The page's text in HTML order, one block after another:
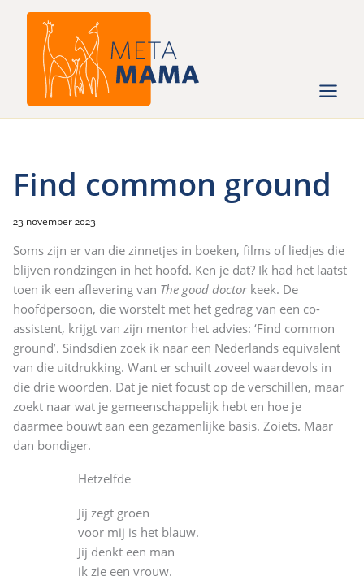
Find common ground
23 november 2023
Soms zijn er van die zinnetjes in boeken, films of liedjes die
blijven rondzingen in het hoofd. Ken je dat? Ik had het laatst
toen ik een aflevering van The good doctorkeek. De
hoofdpersoon, die worstelt met het gedrag van een co-
assistent, krijgt van zijn mentor het advies: ‘Find common
ground’. Sindsdien zoek ik naar een Nederlands equivalent
van die uitdrukking. Want er schuilt zoveel waardevols in
die drie woorden. Dat je niet focust op de verschillen, maar
zoekt naar wat je gemeenschappelijk hebt en hoe je
daarmee bouwt aan een gezamenlijke basis. Zoiets. Maar
dan bondiger.
Hetzelfde
Jij zegt groen
voor mij is het blauw.
Jij denkt een man
ik zie een vrouw.